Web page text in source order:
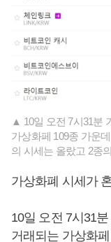
▲ 10일 오전 7시31분
가상화페 109종 가운
의 시세는 올랐고 2종
가상화폐 시세가
10일 오전 7시31
거래되는 가상화